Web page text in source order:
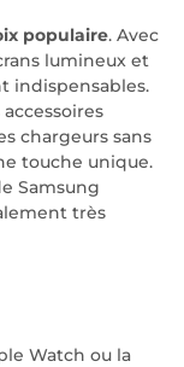
populaire. Avec
lumineux et
indispensables.
chargeurs sans
touche unique.
Samsung
très
Watch ou la